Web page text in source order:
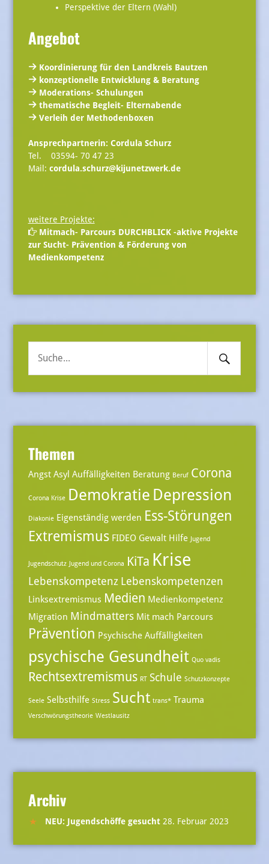
Perspektive der Eltern (Wahl)
Angebot
Koordinierung für den Landkreis Bautzen
konzeptionelle Entwicklung & Beratung
Moderations- Schulungen
thematische Begleit- Elternabende
Verleih der Methodenboxen
Ansprechpartnerin: Cordula Schurz
Tel. 03594- 70 47 23
Mail: cordula.schurz@kijunetzwerk.de
weitere Projekte:
Mitmach- Parcours DURCHBLICK-aktive Projekte
zur Sucht- Prävention & Förderung von
Medienkompetenz
Suche
Search
Submit
Themen
Angst Asyl Auffälligkeiten Beratung Beruf Corona
Corona Krise Demokratie Depression
Diakonie Eigenständig werden Ess-Störungen
Extremismus FIDEO Gewalt Hilfe Jugend
Jugendschutz Jugend und Corona KiTa Krise
Lebenskompetenz Lebenskompetenzen
Linksextremismus Medien Medienkompetenz
Migration Mindmatters Mit mach Parcours
Prävention Psychische Auffälligkeiten
psychische Gesundheit Quo vadis
Rechtsextremismus RT Schule Schutzkonzepte
Seele Selbsthilfe Stress Sucht trans* Trauma
Verschwörungstheorie Westlausitz
Archiv
NEU: Jugendschöffe gesucht 28. Februar 2023